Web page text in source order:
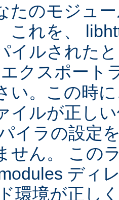
たのモジュ
これを、
イルされた
クスポート
い。この時
イルが正し
イラの設定
せん。 この
ディ
環境が正し